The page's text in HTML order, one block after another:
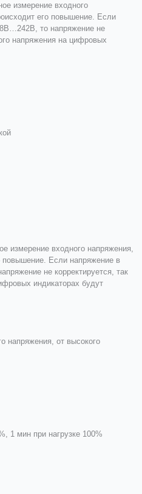
измерение входного
его повышение. Если
то напряжение не
напряжения на цифровых
измерение входного напряжения,
повышение. Если напряжение в
не корректируется, так
индикаторах будут
напряжения, от высокого
1 мин при нагрузке 100%